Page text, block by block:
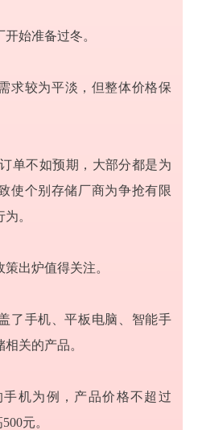
始准备过冬。
求较为平淡，但整体价格保
单不如预期，大部分都是为
使个别存储厂商为争抢有限
。
出炉值得关注。
了手机、平板电脑、智能手
关的产品。
机为例，产品价格不超过
元。